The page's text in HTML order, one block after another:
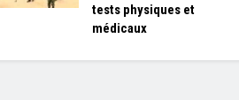
tests physiques et
médicaux